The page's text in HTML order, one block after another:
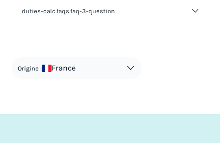
duties-calc.faqs.faq-3-question
Origine : France